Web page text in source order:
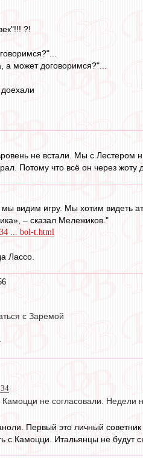
?!
а может договоримся?"...
не встали. Мы с
Потому что всё он через
мы видим игру. Мы хотим видеть
– сказал Мележиков."
... bol-t.html
Лассо.
с Заремой
не согласовали.
Первый это личный
с Камоцци. Итальянцы не будут